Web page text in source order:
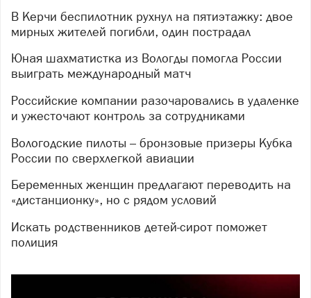
В Керчи беспилотник рухнул на пятиэтажку: двое
мирных жителей погибли, один пострадал
Юная шахматистка из Вологды помогла России
выиграть международный матч
Российские компании разочаровались в удаленке
и ужесточают контроль за сотрудниками
Вологодские пилоты – бронзовые призеры Кубка
России по сверхлегкой авиации
Беременных женщин предлагают переводить на
«дистанционку», но с рядом условий
Искать родственников детей-сирот поможет
полиция